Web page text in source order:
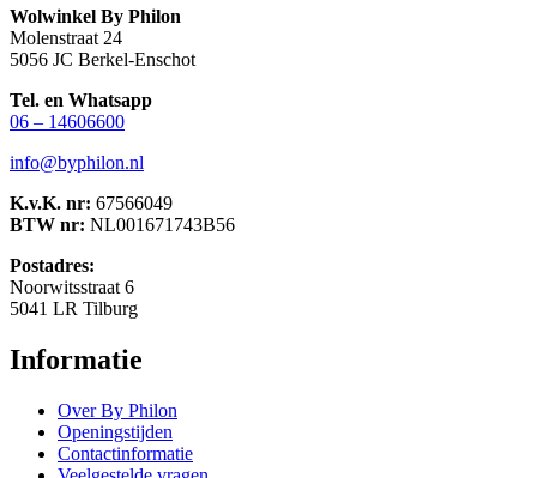
Wolwinkel By Philon
Molenstraat 24
5056 JC Berkel-Enschot
Tel. en Whatsapp
06 – 14606600
info@byphilon.nl
K.v.K. nr: 67566049
BTW nr: NL001671743B56
Postadres:
Noorwitsstraat 6
5041 LR Tilburg
Informatie
Over By Philon
Openingstijden
Contactinformatie